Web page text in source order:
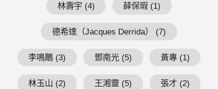
林壽宇 (4) 薛保瑕 (1)
德希達（Jacques Derrida） (7)
李鳴鵰 (3) 鄧南光 (5) 黃專 (1)
林玉山 (2) 王湘靈 (5) 張才 (2)